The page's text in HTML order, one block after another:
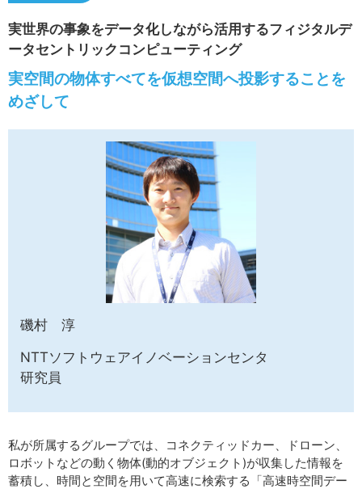
イベントカレンダー
実世界の事象をデータ化しながら活用するフィジタルデ
ータセントリックコンピューティング
実空間の物体すべてを仮想空間へ投影することを
めざして
磯村 淳
NTTソフトウェアイノベーションセンタ
研究員
私が所属するグループでは、コネクティッドカー、ドローン、
ロボットなどの動く物体(動的オブジェクト)が収集した情報を
蓄積し、時間と空間を用いて高速に検索する「高速時空間デー